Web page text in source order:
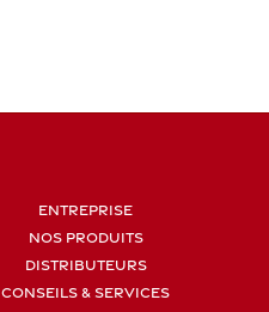
ENTREPRISE
NOS PRODUITS
DISTRIBUTEURS
CONSEILS & SERVICES